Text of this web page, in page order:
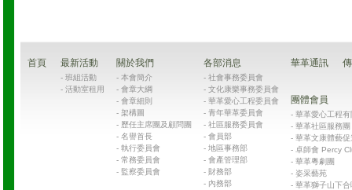
首頁 最新活動
- 班組活動
- 活動室租用
關於我們
- 本會簡介
- 會章大綱
- 會章細則
- 架構圖
- 歷任主席團及顧問團
- 名譽首長
- 執行委員會
- 常務委員會
- 監察委員會
各部消息
- 社會事務委員會
- 文化康樂事務委員會
- 華革愛心工程委員會
- 青年華革委員會
- 社區服務委員會
- 會員部
- 地區事務部
- 會產管理部
- 財務部
- 內務部
華革通訊
團體會員
- 華革愛心工程
- 華革社區服務
- 華革文康體藝促
- 卓師會 Percy
- 華革粵劇團
- 姿采藝苑
- 華革獅子山下